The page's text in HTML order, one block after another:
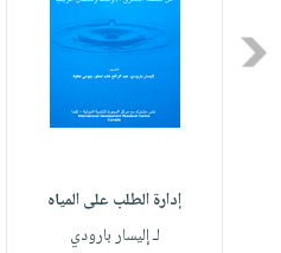
Previous
إدارة الطلب على المياه
لـ إليسار بارودي